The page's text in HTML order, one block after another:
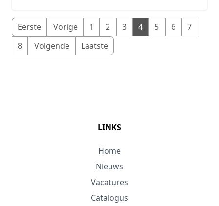
Eerste Vorige 1 2 3 4 5 6
7
8
Volgende Laatste
LINKS
Home
Nieuws
Vacatures
Catalogus